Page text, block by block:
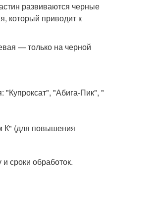
развиваются черные
который приводит к
— только на черной
"Купроксат", "Абига-Пик", "
К" (для повышения
сроки обработок.